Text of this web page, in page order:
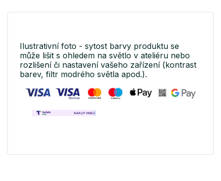
Ilustrativní foto - sytost barvy produktu se
může lišit s ohledem na světlo v ateliéru nebo
rozlišení či nastavení vašeho zařízení (kontrast
barev, filtr modrého světla apod.).